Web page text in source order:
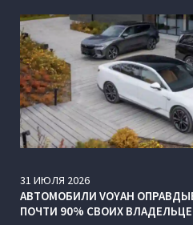
31 ИЮЛЯ 2026
АВТОМОБИЛИ VOYAH
ПОЧТИ 90% СВОИХ